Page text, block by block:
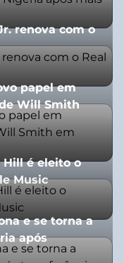
renova com o
papel em
Will Smith
Hill é eleito o
Music
e se torna a
após